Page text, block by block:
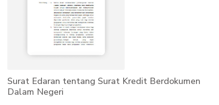
Surat Edaran tentang Surat Kredit Berdokumen
Dalam Negeri